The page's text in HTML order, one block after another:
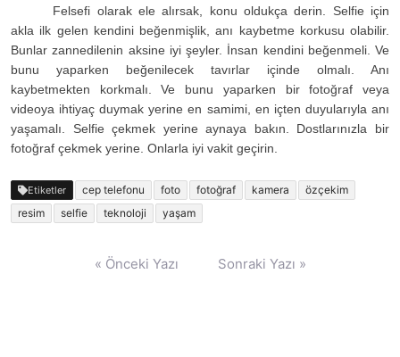
Felsefi olarak ele alırsak, konu oldukça derin. Selfie için
akla ilk gelen kendini beğenmişlik, anı kaybetme korkusu olabilir.
Bunlar zannedilenin aksine iyi şeyler. İnsan kendini beğenmeli. Ve
bunu yaparken beğenilecek tavırlar içinde olmalı. Anı
kaybetmekten korkmalı. Ve bunu yaparken bir fotoğraf veya
videoya ihtiyaç duymak yerine en samimi, en içten duyularıyla anı
yaşamalı. Selfie çekmek yerine aynaya bakın. Dostlarınızla bir
fotoğraf çekmek yerine. Onlarla iyi vakit geçirin.
Etiketler cep telefonu foto fotoğraf kamera
özçekim
resim
selfie teknoloji yaşam
« Önceki Yazı Sonraki Yazı »